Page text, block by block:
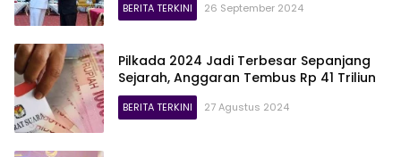
BERITA TERKINI 26 September 2024
Pilkada 2024 Jadi Terbesar Sepanjang
Sejarah, Anggaran Tembus Rp 41 Triliun
BERITA TERKINI 27 Agustus 2024